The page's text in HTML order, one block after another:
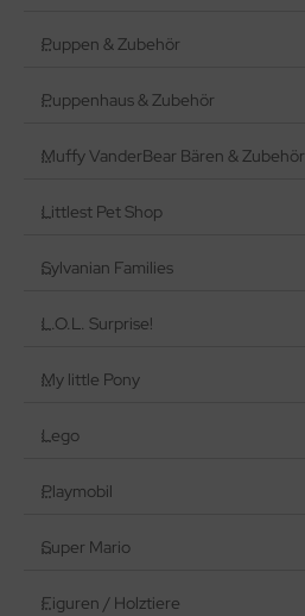
Puppen & Zubehör
Puppenhaus & Zubehör
Muffy VanderBear Bären & Zubehör
Littlest Pet Shop
Sylvanian Families
L.O.L. Surprise!
My little Pony
Lego
Playmobil
Super Mario
Figuren / Holztiere